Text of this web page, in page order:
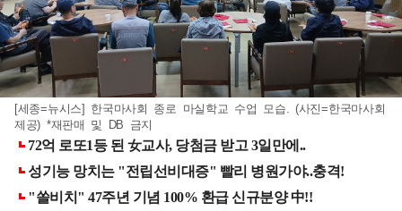
[세종=뉴시스] 한국마사회 종로 마실학교 수업 모습. (사진=한국마사회
제공) *재판매 및 DB 금지